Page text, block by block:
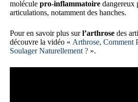
molécule pro-inflammatoire dangereux
articulations, notamment des hanches.
Pour en savoir plus surl’arthrose des
découvre la vidéo « Arthrose, Comment
Soulager Naturellement ? ».